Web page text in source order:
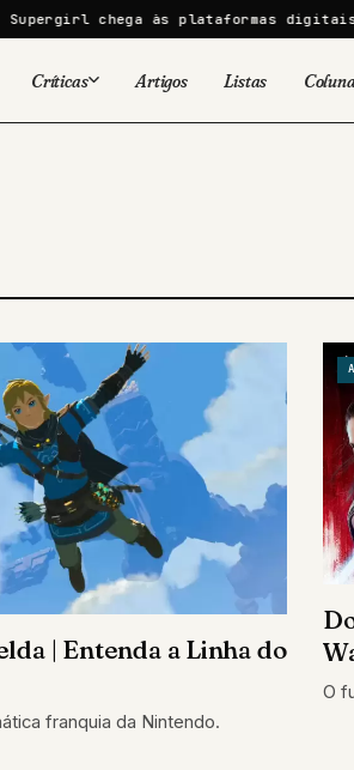
chega às plataformas digitais em
Críticas Artigos Listas
| Entenda a Linha do
franquia da Nintendo.
O